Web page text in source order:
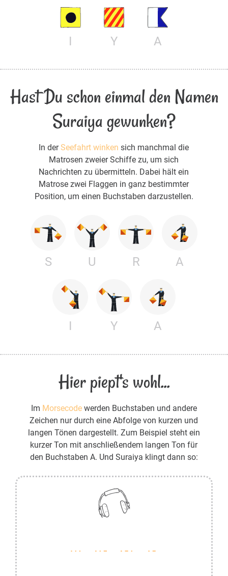
I Y A
Hast Du schon einmal den Namen
Suraiya gewunken?
In derSeefahrt winken sich manchmal die
Matrosen zweier Schiffe zu, um sich
Nachrichten zu übermitteln. Dabei hält ein
Matrose zwei Flaggen in ganz bestimmter
Position, um einen Buchstaben darzustellen.
S U R A
I Y A
Hier piept's wohl...
Im Morsecodewerden Buchstaben und andere
Zeichen nur durch eine Abfolge von kurzen und
langen Tönen dargestellt. Zum Beispiel steht ein
kurzer Ton mit anschließendem langen Ton für
den Buchstaben A. Und Suraiya klingt dann so: